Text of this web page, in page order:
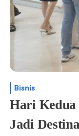
Bisnis
Hari Kedua
Jadi